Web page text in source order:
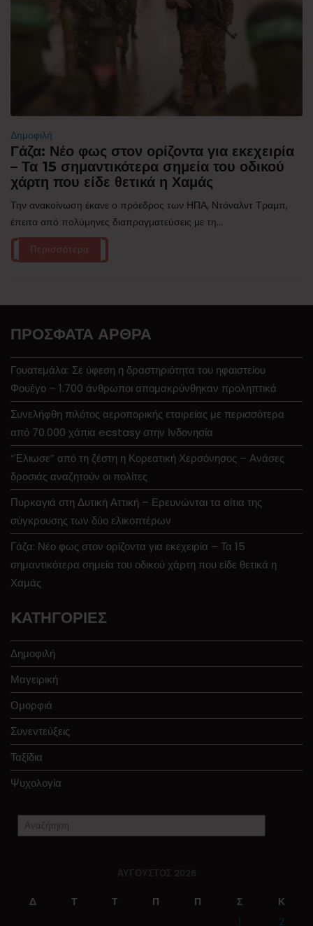
Δημοφιλή
Γάζα: Νέο φως στον ορίζοντα για εκεχειρία
– Τα 15 σημαντικότερα σημεία του οδικού
χάρτη που είδε θετικά η Χαμάς
Την ανακοίνωση έκανε ο πρόεδρος των ΗΠΑ, Ντόναλντ Τραμπ,
έπειτα από πολύμηνες διαπραγματεύσεις με τη...
Περισσότερα
ΠΡΌΣΦΑΤΑ ΆΡΘΡΑ
Γουατεμάλα: Σε ύφεση η δραστηριότητα του ηφαιστείου
Φουέγο – 1.700 άνθρωποι απομακρύνθηκαν προληπτικά
Συνελήφθη πιλότος αεροπορικής εταιρείας με περισσότερα
από 70.000 χάπια ecstasy στην Ινδονησία
“Έλιωσε” από τη ζέστη η Κορεατική Χερσόνησος – Ανάσες
δροσιάς αναζητούν οι πολίτες
Πυρκαγιά στη Δυτική Αττική – Ερευνώνται τα αίτια της
σύγκρουσης των δύο ελικοπτέρων
Γάζα: Νέο φως στον ορίζοντα για εκεχειρία – Τα 15
σημαντικότερα σημεία του οδικού χάρτη που είδε θετικά η
Χαμάς
KΑΤΗΓΟΡΊΕΣ
Δημοφιλή
Μαγειρική
Ομορφιά
Συνεντεύξεις
Ταξίδια
Ψυχολογία
ΑΎΓΟΥΣΤΟΣ 2026
Δ Τ Τ Π Π Σ
Κ
1
2